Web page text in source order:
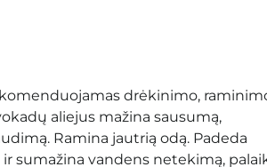
drėkinimo,
aliejus mažina sausumą,
Ramina jautrią odą. Padeda
sumažina vandens netekimą,